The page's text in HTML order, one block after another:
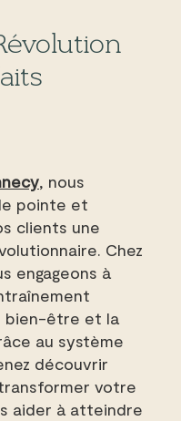
, nous
pointe et
clients une
Chez
engageons à
bien-être et la
au système
découvrir
votre
aider à atteindre